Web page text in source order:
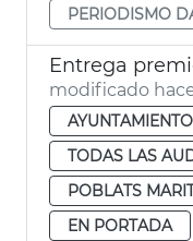
PERIODISMO
modificado
AYUNTAMIENTO
TODAS LAS
POBLATS
EN PORTADA